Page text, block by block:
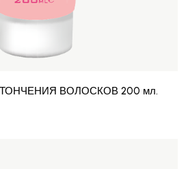
ВОЛОСКОВ 200 мл.